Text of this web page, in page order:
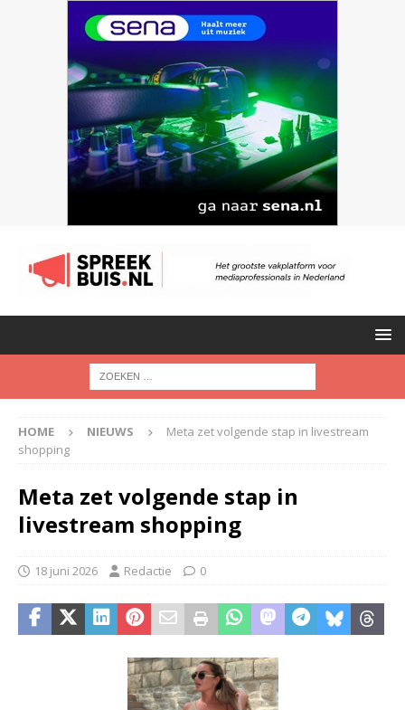
HOME NIEUWS
Meta zet volgende stap in livestream
shopping
Meta zet volgende stap in
livestream shopping
18 juni 2026 Redactie 0